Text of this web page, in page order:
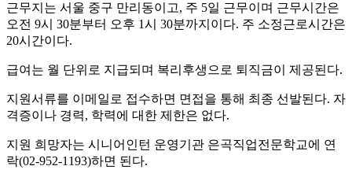
근무지는 서울 중구 만리동이고, 주 5일 근무이며 근무시간은
오전 9시 30분부터 오후 1시 30분까지이다. 주 소정근로시간은
20시간이다.
급여는 월 단위로 지급되며 복리후생으로 퇴직금이 제공된다.
지원서류를 이메일로 접수하면 면접을 통해 최종 선발된다. 자
격증이나 경력, 학력에 대한 제한은 없다.
지원 희망자는 시니어인턴 운영기관 은곡직업전문학교에 연
락(02-952-1193)하면 된다.